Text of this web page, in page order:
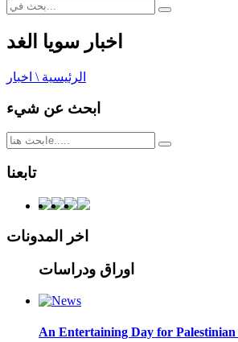
اخبار سويا الغد
الرئيسية \ اخبار
ابحث عن شيء
تابعنا
اخر المدونات
اوراق ودراسات
An Entertaining Day for